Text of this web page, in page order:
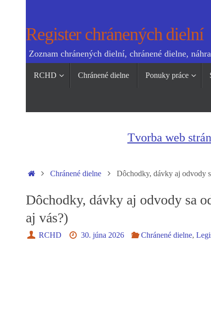
Register chránených dielní
Zoznam chránených dielní, chránené dielne,
RCHD Chránené dielne Ponuky práce
Tvorba web
HomeChránené dielne Dôchodky, dávky aj odvody
Dôchodky, dávky aj odvody sa
aj vás?)
RCHD 30. júna 2026 Chránené dielne,